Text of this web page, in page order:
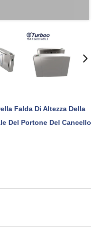
Falda Di Altezza Della
Del Portone Del Cancello